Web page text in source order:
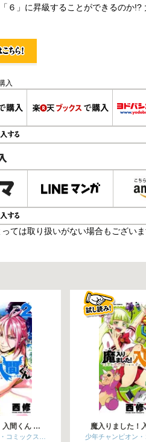
６」に昇級することができるのか!?
入
ては取り扱いがない場合もござい
入間くん …
コミックス…
魔入りました！
少年チャンピオン